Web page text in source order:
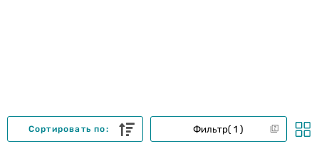
Фильтр 1
Сортировать по: